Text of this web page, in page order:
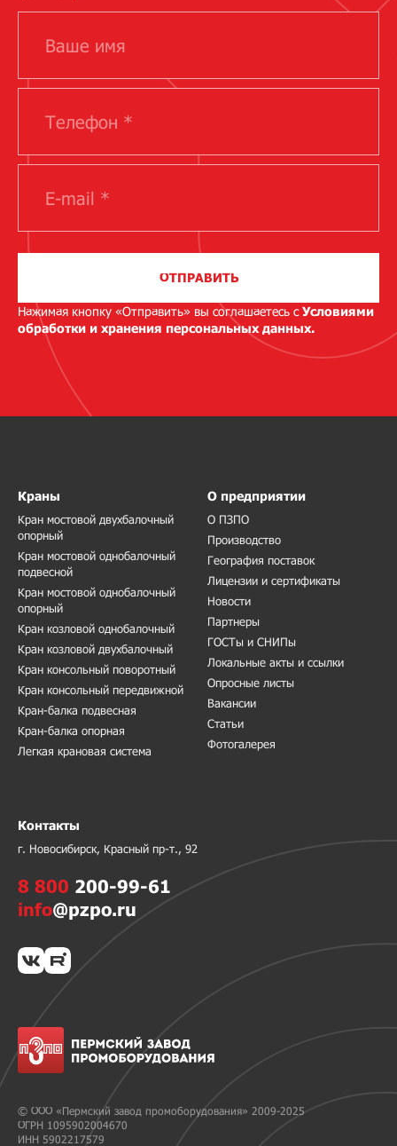
ОТПРАВИТЬ
Нажимая кнопку «Отправить» вы соглашаетесь сУсловиями
обработки и хранения персональных данных.
© ООО «Пермский завод промоборудования» 2009-2025
ОГРН 1095902004670
ИНН 5902217579
Краны
Кран мостовой двухбалочный
опорный
Кран мостовой однобалочный
подвесной
Кран мостовой однобалочный
опорный
Кран козловой однобалочный
Кран козловой двухбалочный
Кран консольный поворотный
Кран консольный передвижной
Кран-балка подвесная
Кран-балка опорная
Легкая крановая система
О предприятии
О ПЗПО
Производство
География поставок
Лицензии и сертификаты
Новости
Партнеры
ГОСТы и СНИПы
Локальные акты и ссылки
Опросные листы
Вакансии
Статьи
Фотогалерея
Контакты
г. Новосибирск, Красный пр-т., 92
8 800 200-99-61
info@pzpo.ru